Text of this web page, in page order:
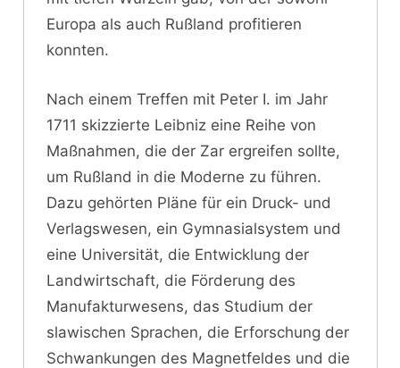
Europa als auch Rußland profitieren
konnten.
Nach einem Treffen mit Peter I. im Jahr
1711 skizzierte Leibniz eine Reihe von
Maßnahmen, die der Zar ergreifen sollte,
um Rußland in die Moderne zu führen.
Dazu gehörten Pläne für ein Druck- und
Verlagswesen, ein Gymnasialsystem und
eine Universität, die Entwicklung der
Landwirtschaft, die Förderung des
Manufakturwesens, das Studium der
slawischen Sprachen, die Erforschung der
Schwankungen des Magnetfeldes und die